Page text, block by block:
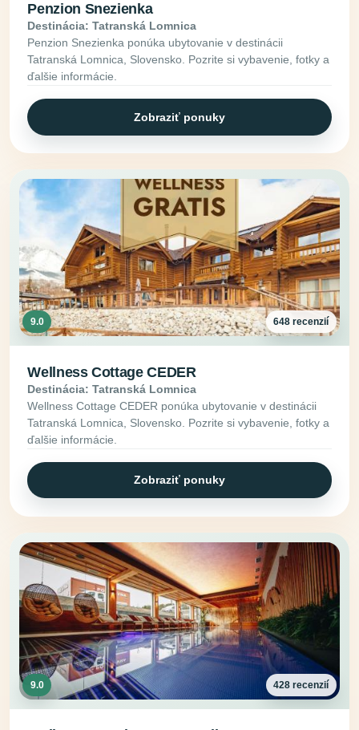
Penzion Snezienka
Destinácia: Tatranská Lomnica
Penzion Snezienka ponúka ubytovanie v destinácii
Tatranská Lomnica, Slovensko. Pozrite si vybavenie, fotky a
ďalšie informácie.
Zobraziť ponuky
9.0 648 recenzií
Wellness Cottage CEDER
Destinácia: Tatranská Lomnica
Wellness Cottage CEDER ponúka ubytovanie v destinácii
Tatranská Lomnica, Slovensko. Pozrite si vybavenie, fotky a
ďalšie informácie.
Zobraziť ponuky
9.0 428 recenzií